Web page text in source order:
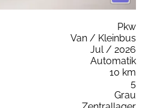
Pkw
Van / Kleinbus
Jul / 2026
Automatik
10 km
5
Grau